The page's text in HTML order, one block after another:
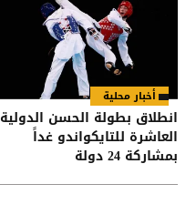
أخبار محلية
انطلاق بطولة الحسن الدولية
العاشرة للتايكواندو غداً
بمشاركة 24 دولة